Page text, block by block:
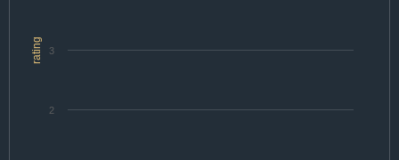
rating
2
3